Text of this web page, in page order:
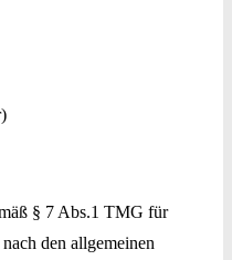
§ 7 Abs.1 TMG für
den allgemeinen